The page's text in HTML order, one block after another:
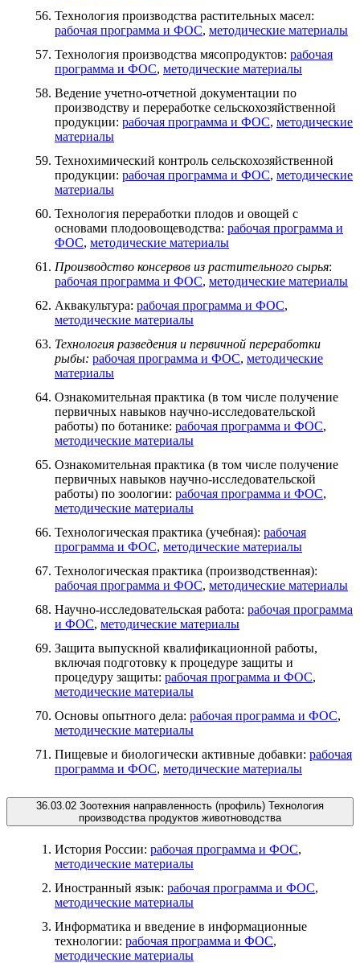
Технология производства растительных масел:
рабочая программа и ФОС, методические материалы
Технология производства мясопродуктов: рабочая
программа и ФОС, методические материалы
Ведение учетно-отчетной документации по
производству и переработке сельскохозяйственной
продукции: рабочая программа и ФОС, методические
материалы
Технохимический контроль сельскохозяйственной
продукции: рабочая программа и ФОС, методические
материалы
Технология переработки плодов и овощей с
основами плодоовощеводства: рабочая программа и
ФОС, методические материалы
Производство консервов из растительного сырья:
рабочая программа и ФОС, методические материалы
Аквакультура: рабочая программа и ФОС,
методические материалы
Технология разведения и первичной переработки
рыбы: рабочая программа и ФОС, методические
материалы
Ознакомительная практика (в том числе получение
первичных навыков научно-исследовательской
работы) по ботанике: рабочая программа и ФОС,
методические материалы
Ознакомительная практика (в том числе получение
первичных навыков научно-исследовательской
работы) по зоологии: рабочая программа и ФОС,
методические материалы
Технологическая практика (учебная): рабочая
программа и ФОС, методические материалы
Технологическая практика (производственная):
рабочая программа и ФОС, методические материалы
Научно-исследовательская работа: рабочая программа
и ФОС, методические материалы
Защита выпускной квалификационной работы,
включая подготовку к процедуре защиты и
процедуру защиты: рабочая программа и ФОС,
методические материалы
Основы опытного дела: рабочая программа и ФОС,
методические материалы
Пищевые и биологически активные добавки: рабочая
программа и ФОС, методические материалы
36.03.02 Зоотехния направленность (профиль) Технология
производства продуктов животноводства
История России: рабочая программа и ФОС,
методические материалы
Иностранный язык: рабочая программа и ФОС,
методические материалы
Информатика и введение в информационные
технологии: рабочая программа и ФОС,
методические материалы